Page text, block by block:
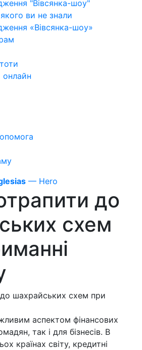
"Вівсянка-шоу"
ви не знали
«Вівсянка-шоу»
онлайн
— Hero
до
схем
аспектом фінансових
так і для бізнесів. В
країнах світу, кредитні